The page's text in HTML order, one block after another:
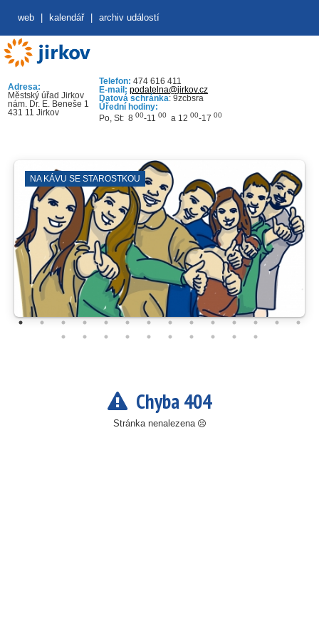
web kalendář archiv událostí
Adresa:
Městský úřad Jirkov
nám. Dr. E. Beneše 1
431 11 Jirkov
Telefon: 474 616 411
E-mail: podatelna@jirkov.cz
Datová schránka: 9zcbsra
Úřední hodiny:
Po, St: 8 00-11 00 a 12 00-17 00
NA KÁVU SE STAROSTKOU
Chyba 404
Stránka nenalezena